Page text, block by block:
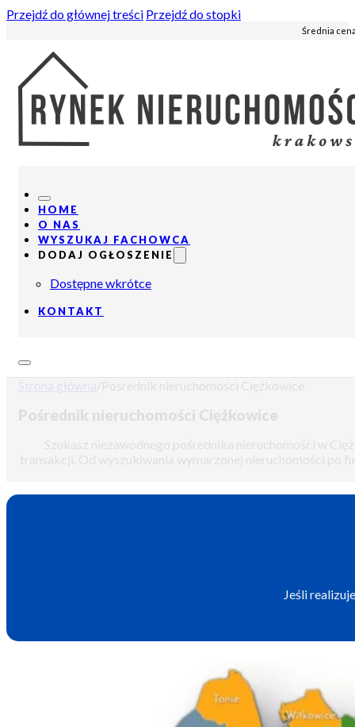
Przejdź do głównej treści Przejdź do stopki
Średnia
HOME
O NAS
WYSZUKAJ FACHOWCA
DODAJ OGŁOSZENIE
Dostępne wkrótce
KONTAKT
Jeśli